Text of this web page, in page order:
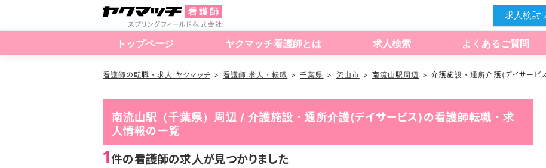
トップページ ヤクマッチ看護師とは 求人検索 よくあるご質問
求人検討
看護師の転職・求人 ヤクマッチ 看護師 求人・転職 千葉県 流山市 南流山駅周辺 介護施設・通所介護(デイサービ
南流山駅（千葉県）周辺 / 介護施設・通所介護(デイサービス)の看護師転職・求
人情報の一覧
1件の看護師の求人が見つかりました